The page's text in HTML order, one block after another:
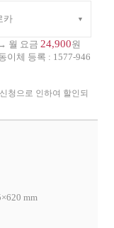
카
월 요금 24,900원
이체 등록 : 1577-946
청으로 인하여 할인되
mm